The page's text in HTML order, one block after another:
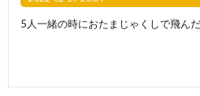
5人一緒の時におたまじゃくしで飛ん